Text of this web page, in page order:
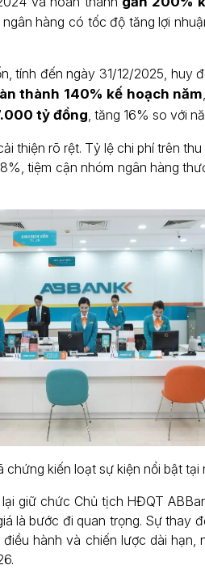
hàng có tốc độ tăng lợi
tính đến ngày 31/12/2025, huy
thành 140% kế hoạch năm
tỷ đồng, tăng 16% so với
thiện rõ rệt. Tỷ lệ chi phí trên thu
tiệm cận nhóm ngân hàng
kiến loạt sự kiện nổi bật tại
giữ chức Chủ tịch HĐQT
là bước đi quan trọng. Sự thay
hành và chiến lược dài hạn,